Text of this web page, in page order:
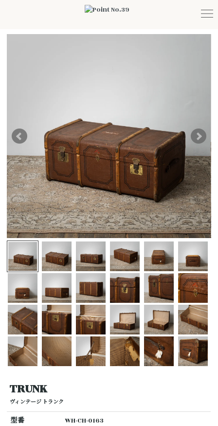
TRUNK
ヴィンテージ トランク
型番
WH-CH-0163